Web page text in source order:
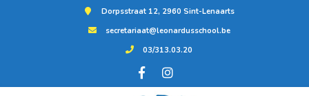
Dorpsstraat 12, 2960 Sint-Lenaarts
secretariaat@leonardusschool.be
03/313.03.20